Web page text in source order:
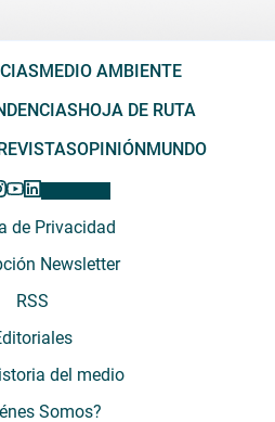
MEDIO AMBIENTE
HOJA DE RUTA
OPINIÓNMUNDO
de Privacidad
Newsletter
RSS
del medio
Somos?